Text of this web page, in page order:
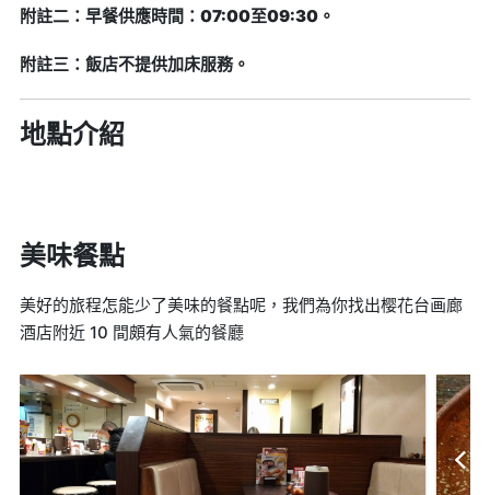
附註二：早餐供應時間：07:00至09:30。
附註三：飯店不提供加床服務。
地點介紹
美味餐點
美好的旅程怎能少了美味的餐點呢，我們為你找出樱花台画廊
酒店附近 10 間頗有人氣的餐廳